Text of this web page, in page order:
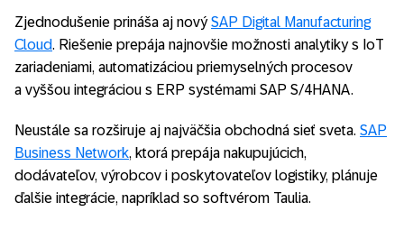
Zjednodušenie prináša aj novýSAP Digital Manufacturing
Cloud. Riešenie prepája najnovšie možnosti analytiky s IoT
zariadeniami, automatizáciou priemyselných procesov
a vyššou integráciou s ERP systémami SAP S/4HANA.
Neustále sa rozširuje aj najväčšia obchodná sieť sveta. SAP
Business Network, ktorá prepája nakupujúcich,
dodávateľov, výrobcov i poskytovateľov logistiky, plánuje
ďalšie integrácie, napríklad so softvérom Taulia.